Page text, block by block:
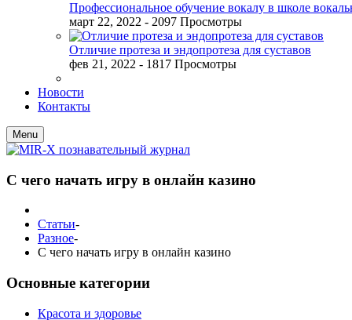
Профессиональное обучение вокалу в школе
март 22, 2022 - 2097 Просмотры
Отличие протеза и эндопротеза для суставов
фев 21, 2022 - 1817 Просмотры
Новости
Контакты
Menu
С чего начать игру в онлайн казино
Статьи-
Разное-
С чего начать игру в онлайн казино
Основные категории
Красота и здоровье